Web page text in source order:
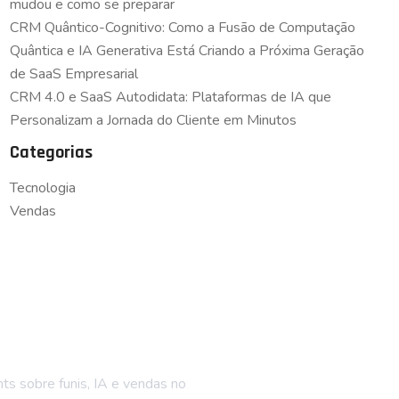
mudou e como se preparar
CRM Quântico-Cognitivo: Como a Fusão de Computação
Quântica e IA Generativa Está Criando a Próxima Geração
de SaaS Empresarial
CRM 4.0 e SaaS Autodidata: Plataformas de IA que
Personalizam a Jornada do Cliente em Minutos
Categorias
Tecnologia
Vendas
sobre funis, IA e vendas no